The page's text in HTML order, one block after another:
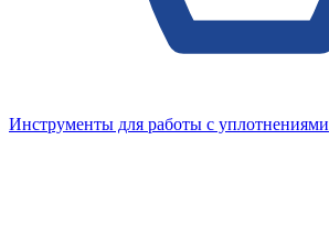
Инструменты для работы с уплотнениями